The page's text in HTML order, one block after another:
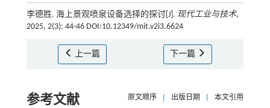
李德胜. 海上景观喷泉设备选择的探讨[J]. 现代工业与技术,
2025, 2(3): 44-46 DOI:10.12349/mit.v2i3.6624
上一篇 下一篇
参考文献 原文顺序 出版日期 本文引用